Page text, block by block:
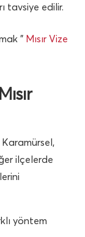
tavsiye edilir.
” Mısır Vize
ilçelerde
yöntem